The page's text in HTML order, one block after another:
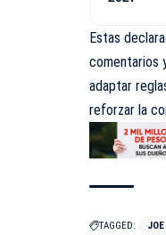
Estas
comentarios
adaptar
reforzar la
TAGGED: